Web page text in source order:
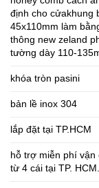
định cho cửakhung
45x110mm làm
thông new zeland
tường dày 110-
khóa tròn pasini
bản lề inox 304
lắp đặt tại TP.HCM
hỗ trợ miễn phí vận
từ 4 cái tại TP. HCM.